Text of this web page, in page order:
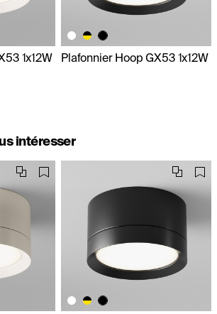
1x12W Plafonnier Hoop GX53 1x12W
intéresser